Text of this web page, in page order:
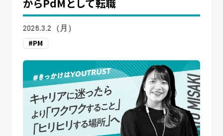
#PM
2026.3.2（月）